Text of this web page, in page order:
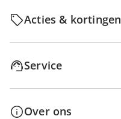
Acties & kortingen
Service
Over ons